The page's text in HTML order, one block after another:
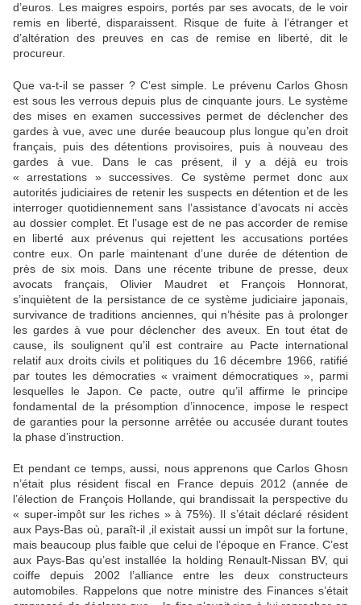
d’euros. Les maigres espoirs, portés par ses avocats, de le voir
remis en liberté, disparaissent. Risque de fuite à l’étranger et
d’altération des preuves en cas de remise en liberté, dit le
procureur.
Que va-t-il se passer ? C’est simple. Le prévenu Carlos Ghosn
est sous les verrous depuis plus de cinquante jours. Le système
des mises en examen successives permet de déclencher des
gardes à vue, avec une durée beaucoup plus longue qu’en droit
français, puis des détentions provisoires, puis à nouveau des
gardes à vue. Dans le cas présent, il y a déjà eu trois
« arrestations » successives. Ce système permet donc aux
autorités judiciaires de retenir les suspects en détention et de les
interroger quotidiennement sans l’assistance d’avocats ni accès
au dossier complet. Et l’usage est de ne pas accorder de remise
en liberté aux prévenus qui rejettent les accusations portées
contre eux. On parle maintenant d’une durée de détention de
près de six mois. Dans une récente tribune de presse, deux
avocats français, Olivier Maudret et François Honnorat,
s’inquiètent de la persistance de ce système judiciaire japonais,
survivance de traditions anciennes, qui n’hésite pas à prolonger
les gardes à vue pour déclencher des aveux. En tout état de
cause, ils soulignent qu’il est contraire au Pacte international
relatif aux droits civils et politiques du 16 décembre 1966, ratifié
par toutes les démocraties « vraiment démocratiques », parmi
lesquelles le Japon. Ce pacte, outre qu’il affirme le principe
fondamental de la présomption d’innocence, impose le respect
de garanties pour la personne arrêtée ou accusée durant toutes
la phase d’instruction.
Et pendant ce temps, aussi, nous apprenons que Carlos Ghosn
n’était plus résident fiscal en France depuis 2012 (année de
l’élection de François Hollande, qui brandissait la perspective du
« super-impôt sur les riches » à 75%). Il s’était déclaré résident
aux Pays-Bas où, paraît-il ,il existait aussi un impôt sur la fortune,
mais beaucoup plus faible que celui de l’époque en France. C’est
aux Pays-Bas qu’est installée la holding Renault-Nissan BV, qui
coiffe depuis 2002 l’alliance entre les deux constructeurs
automobiles. Rappelons que notre ministre des Finances s’était